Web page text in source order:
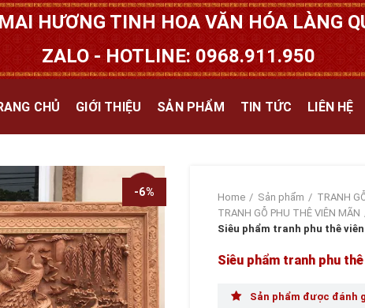
HƯƠNG TINH HOA VĂN HÓA LÀNG
ZALO - HOTLINE: 0968.911.950
CHỦ GIỚI THIỆU SẢN PHẨM TIN TỨC LIÊN HỆ
-6% Home Sản phẩm
TRANH
TRANH GỖ PHU THÊ VIÊN MÃN
Siêu phẩm tranh phu thê
Siêu phẩm tranh phu
Sản phẩm được đánh